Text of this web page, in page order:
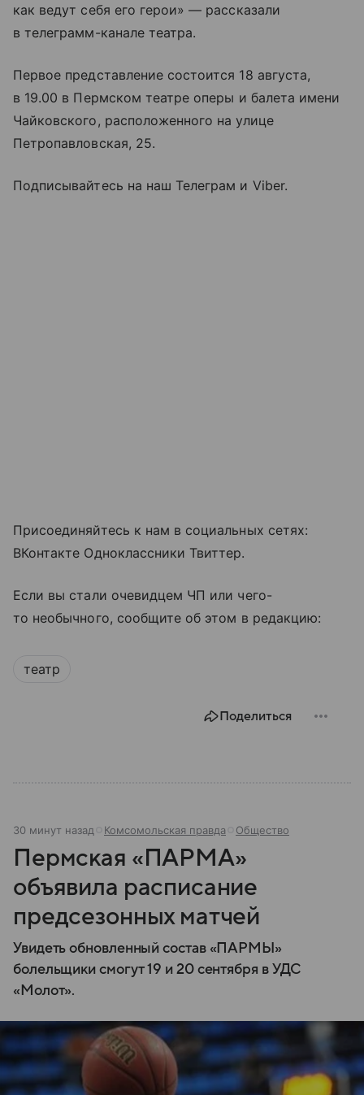
как ведут себя его герои» — рассказали
в телеграмм-канале театра.
Первое представление состоится 18 августа,
в 19.00 в Пермском театре оперы и балета имени
Чайковского, расположенного на улице
Петропавловская, 25.
Подписывайтесь на наш Телеграм и Viber.
Присоединяйтесь к нам в социальных сетях:
ВКонтакте Одноклассники Твиттер.
Если вы стали очевидцем ЧП или чего-
то необычного, сообщите об этом в редакцию:
театр
Поделиться
30 минут назад Комсомольская правда Общество
Пермская «ПАРМА»
объявила расписание
предсезонных матчей
Увидеть обновленный состав «ПАРМЫ»
болельщики смогут 19 и 20 сентября в УДС
«Молот».